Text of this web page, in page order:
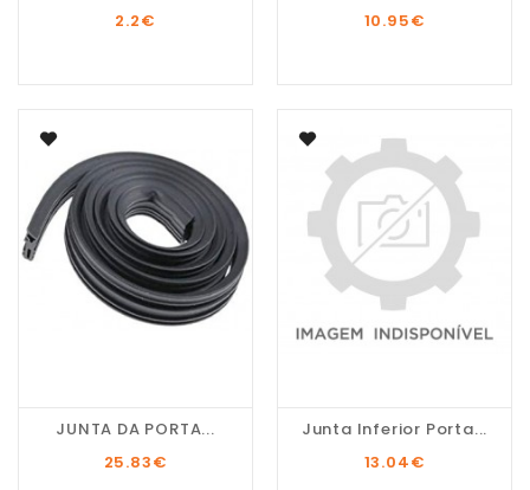
2.2€ 10.95€
JUNTA DA PORTA...
25.83€
Junta Inferior Porta...
13.04€